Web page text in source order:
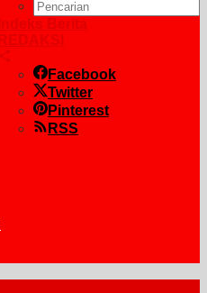
Indeks Berita
REDAKSI
Facebook
Twitter
Pinterest
RSS